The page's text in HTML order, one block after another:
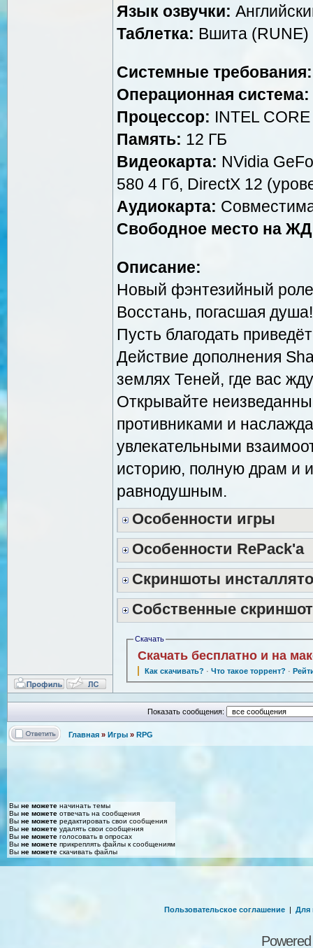
Язык озвучки:
Таблетка: Вшита (RUNE)
Системные требования:
Операционная система:
Процессор: INTEL
Память: 12 ГБ
Видеокарта: NVidia
580 4 Гб, DirectX 12
Аудиокарта:
Свободное место на
Описание:
Новый фэнтезийный
Восстань, погасшая
Пусть благодать
Действие дополнения
землях Теней, где вас
Открывайте
противниками и
увлекательными
историю, полную драм и
равнодушным.
Особенности игры
Особенности RePack'a
Скриншоты
Собственные
Скачать
Скачать бесплатно и на
Как скачивать? · Что такое торрент? ·
Показать сообщения:
Главная » Игры » RPG
Вы не можете начинать темы
Вы не можете отвечать на сообщения
Вы не можете редактировать свои сообщения
Вы не можете удалять свои сообщения
Вы не можете голосовать в опросах
Вы не можете прикреплять файлы к сообщениям
Вы не можете скачивать файлы
Пользовательское соглашение | Для